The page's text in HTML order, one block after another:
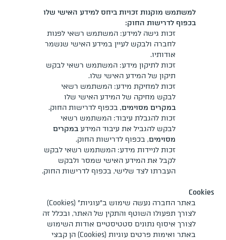
למשתמש מוקנות זכויות ביחס למידע האישי שלו
בכפוף לדרישות החוק:
זכות גישה למידע: המשתמש רשאי לפנות
לחברה ולבקש לעיין במידע האישי שנשמר
אודותיו.
זכות לתיקון מידע: המשתמש רשאי לבקש
תיקון של המידע האישי שלו.
זכות למחיקת מידע: המשתמש רשאי
לבקש מחיקה של המידע האישי שלו
במקרים מסוימים, בכפוף לדרישות החוק.
זכות להגבלת עיבוד: המשתמש רשאי
לבקש להגביל את עיבוד המידע במקרים
מסוימים, בכפוף לדרישות החוק.
זכות לניידות מידע: המשתמש רשאי לבקש
לקבל את המידע האישי שמסר ולבקש
העברתו לצד שלישי, בכפוף לדרישות החוק.
Cookies
באתר החברה נעשה שימוש ב”עוגיות” (Cookies)
לצורך תפעולו השוטף והתקין של האתר, ובכלל זה
לצורך איסוף נתונים סטטיסטיים אודות השימוש
באתר ואימות פרטים עוגיות (Cookies) הן קבצי